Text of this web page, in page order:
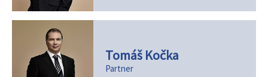
Tomáš Kočka
Partner